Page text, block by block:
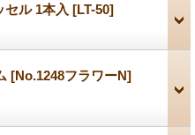
セル 1本入 [LT-50]
[No.1248フラワーN]